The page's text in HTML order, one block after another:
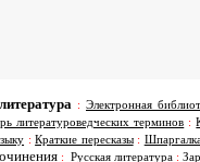
: Электронная
литературоведческих терминов :
:Краткие пересказы:
: Русская литература :